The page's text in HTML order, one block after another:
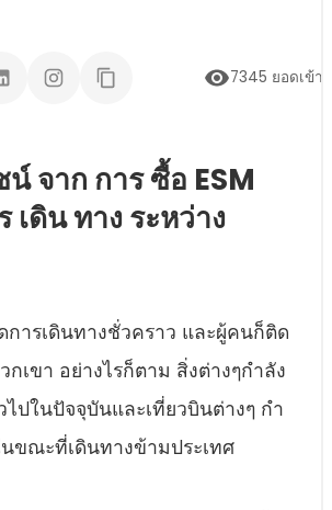
7345 ยอดเข้า
จาก การ ซื้อ ESM
เดิน ทาง ระหว่าง
การเดินทางชั่วคราว และผู้คนก็ติด
เขา อย่างไรก็ตาม สิ่งต่างๆกําลัง
ปในปัจจุบันและเที่ยวบินต่างๆ กํา
ขณะที่เดินทางข้ามประเทศ